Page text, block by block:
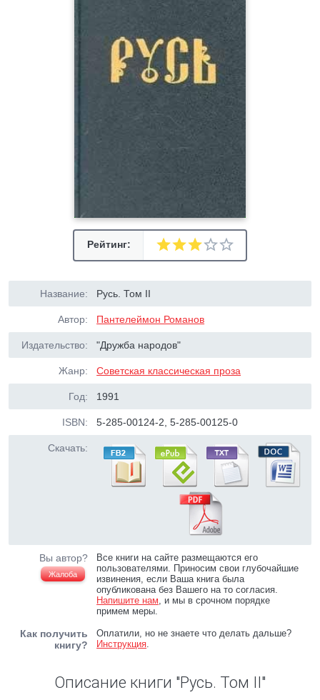
Рейтинг:
Название: Русь. Том II
Автор: Пантелеймон Романов
Издательство: "Дружба народов"
Жанр: Советская классическая проза
Год: 1991
ISBN: 5-285-00124-2, 5-285-00125-0
Скачать:
Вы автор?
Жалоба
Все книги на сайте размещаются его
пользователями. Приносим свои глубочайшие
извинения, если Ваша книга была
опубликована без Вашего на то согласия.
Напишите нам, и мы в срочном порядке
примем меры.
Как получить
книгу?
Оплатили, но не знаете что делать дальше?
Инструкция.
Описание книги "Русь. Том II"